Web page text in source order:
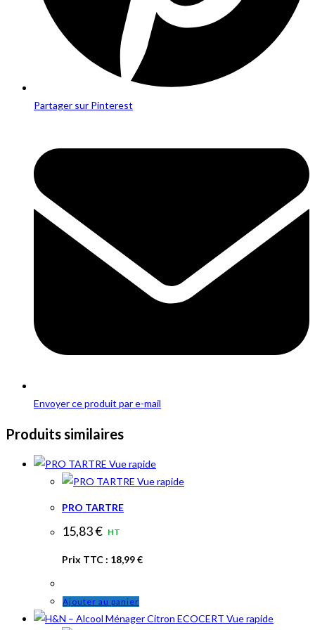
Partager sur Pinterest
new
window
Envoyer ce produit par e-mail
Produits similaires
Vue rapide
Vue rapide
PRO TARTRE
15,83€ HT
Prix TTC : 18,99€
Ajouter au panier
Vue rapide